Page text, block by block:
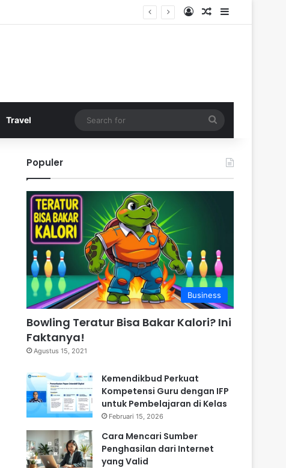
Log InRandom Article
Sidebar
Travel
for
Populer
Business
Bowling Teratur Bisa Bakar Kalori? Ini
Faktanya!
Agustus 15, 2021
Kemendikbud Perkuat
Kompetensi Guru dengan IFP
untuk Pembelajaran di Kelas
Februari 15, 2026
Cara Mencari Sumber
Penghasilan dari Internet
yang Valid